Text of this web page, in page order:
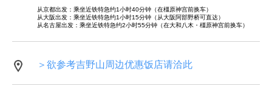
从京都出发：乘坐近铁特急约1小时40分钟（在橿原神宫前换车）
从大阪出发：乘坐近铁特急约1小时15分钟（从大阪阿部野桥可直达）
从名古屋出发：乘坐近铁特急约2小时55分钟（在大和八木・橿原神宫前换车）
＞欲参考吉野山周边优惠饭店请洽此